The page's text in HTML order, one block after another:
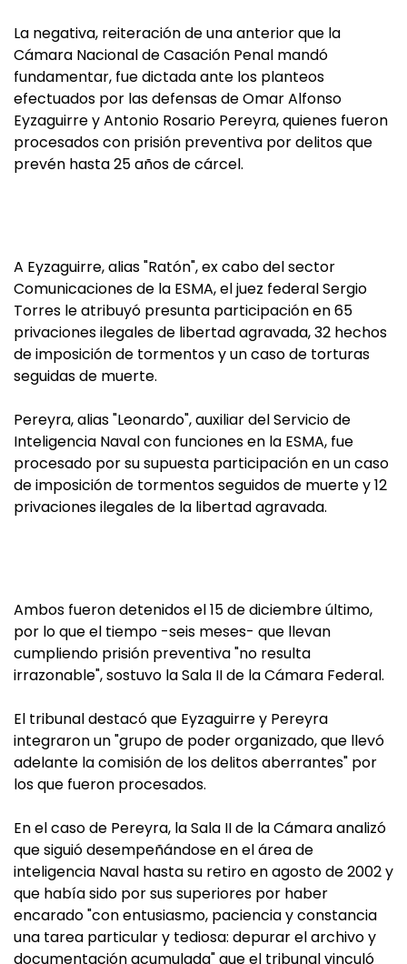
La negativa, reiteración de una anterior que la
Cámara Nacional de Casación Penal mandó
fundamentar, fue dictada ante los planteos
efectuados por las defensas de Omar Alfonso
Eyzaguirre y Antonio Rosario Pereyra, quienes fueron
procesados con prisión preventiva por delitos que
prevén hasta 25 años de cárcel.
A Eyzaguirre, alias "Ratón", ex cabo del sector
Comunicaciones de la ESMA, el juez federal Sergio
Torres le atribuyó presunta participación en 65
privaciones ilegales de libertad agravada, 32 hechos
de imposición de tormentos y un caso de torturas
seguidas de muerte.
Pereyra, alias "Leonardo", auxiliar del Servicio de
Inteligencia Naval con funciones en la ESMA, fue
procesado por su supuesta participación en un caso
de imposición de tormentos seguidos de muerte y 12
privaciones ilegales de la libertad agravada.
Ambos fueron detenidos el 15 de diciembre último,
por lo que el tiempo -seis meses- que llevan
cumpliendo prisión preventiva "no resulta
irrazonable", sostuvo la Sala II de la Cámara Federal.
El tribunal destacó que Eyzaguirre y Pereyra
integraron un "grupo de poder organizado, que llevó
adelante la comisión de los delitos aberrantes" por
los que fueron procesados.
En el caso de Pereyra, la Sala II de la Cámara analizó
que siguió desempeñándose en el área de
inteligencia Naval hasta su retiro en agosto de 2002 y
que había sido por sus superiores por haber
encarado "con entusiasmo, paciencia y constancia
una tarea particular y tediosa: depurar el archivo y
documentación acumulada" que el tribunal vinculó